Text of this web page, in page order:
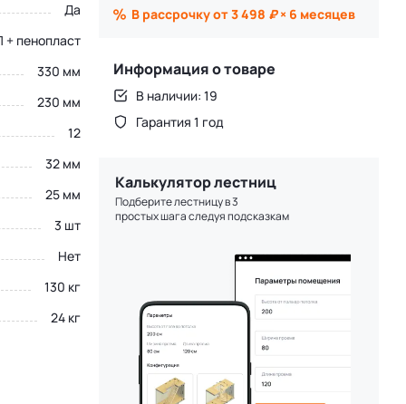
Да
пенопласт
330 мм
230 мм
12
32 мм
25 мм
3 шт
Нет
130 кг
24 кг
В рассрочку от 3 498 ₽× 6 месяцев
Информация о товаре
В наличии: 19
Гарантия 1 год
Калькулятор лестниц
Подберите лестницу в 3
простых шага следуя подсказкам